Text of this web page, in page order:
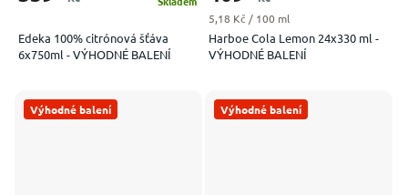
Edeka 100% citrónová šťáva
6x750ml - VÝHODNÉ BALENÍ
Harboe Cola Lemon 24x330 ml -
VÝHODNÉ BALENÍ
Měrná cena:
5,18 Kč / 100 ml
Výhodné balení Výhodné balení